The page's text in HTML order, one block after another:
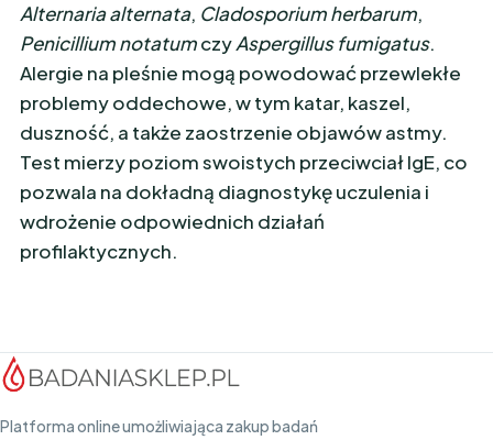
Alternaria alternata, Cladosporium herbarum,
Penicillium notatumczyAspergillus fumigatus.
Alergie na pleśnie mogą powodować przewlekłe
problemy oddechowe, w tym katar, kaszel,
duszność, a także zaostrzenie objawów astmy.
Test mierzy poziom swoistych przeciwciał IgE, co
pozwala na dokładną diagnostykę uczulenia i
wdrożenie odpowiednich działań
profilaktycznych.
Platforma online umożliwiająca zakup badań